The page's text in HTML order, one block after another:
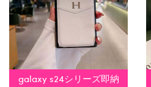
galaxy s24シリーズ即納